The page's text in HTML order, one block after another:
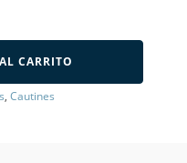
CARRITO
, Cautines